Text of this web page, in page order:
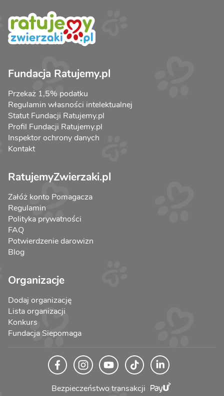
Fundacja Ratujemy.pl
Przekaż 1,5% podatku
Regulamin własności intelektualnej
Statut Fundacji Ratujemy.pl
Profil Fundacji Ratujemy.pl
Inspektor ochrony danych
Kontakt
RatujemyZwierzaki.pl
Załóż konto Pomagacza
Regulamin
Polityka prywatności
FAQ
Potwierdzenie darowizn
Blog
Organizacje
Dodaj organizację
Lista organizacji
Konkurs
Fundacja Siepomaga
Bezpieczeństwo transakcji